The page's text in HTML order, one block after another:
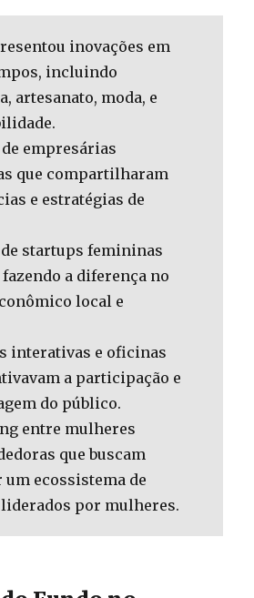
inovações em
incluindo
artesanato, moda, e
empresárias
que compartilharam
e estratégias de
de startups femininas
fazendo a diferença no
local e
interativas e oficinas
a participação e
do público.
entre mulheres
que buscam
ecossistema de
por mulheres.